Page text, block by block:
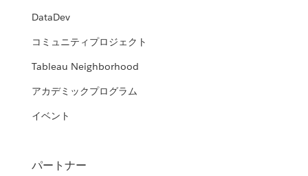
DataDev
コミュニティプロジェクト
Tableau Neighborhood
アカデミックプログラム
イベント
パートナー